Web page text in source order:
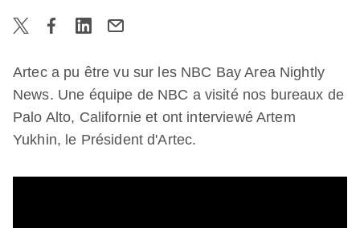
Artec a pu être vu sur les NBC Bay Area Nightly
News. Une équipe de NBC a visité nos bureaux de
Palo Alto, Californie et ont interviewé Artem
Yukhin, le Président d'Artec.